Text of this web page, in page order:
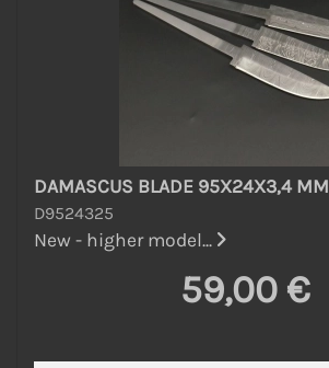
DAMASCUS BLADE 95X24X3,4 MM
D9524325
New - higher model...
59,00 €